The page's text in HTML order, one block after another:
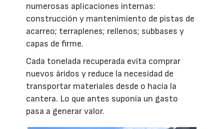
numerosas aplicaciones internas:
construcción y mantenimiento de pistas de
acarreo; terraplenes; rellenos; subbases y
capas de firme.
Cada tonelada recuperada evita comprar
nuevos áridos y reduce la necesidad de
transportar materiales desde o hacia la
cantera. Lo que antes suponía un gasto
pasa a generar valor.